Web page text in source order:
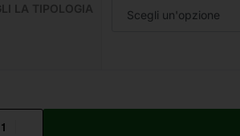
LA TIPOLOGIA